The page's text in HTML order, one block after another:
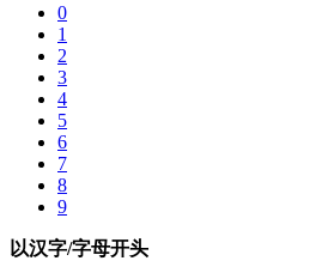
0
1
2
3
4
5
6
7
8
9
以汉字/字母开头